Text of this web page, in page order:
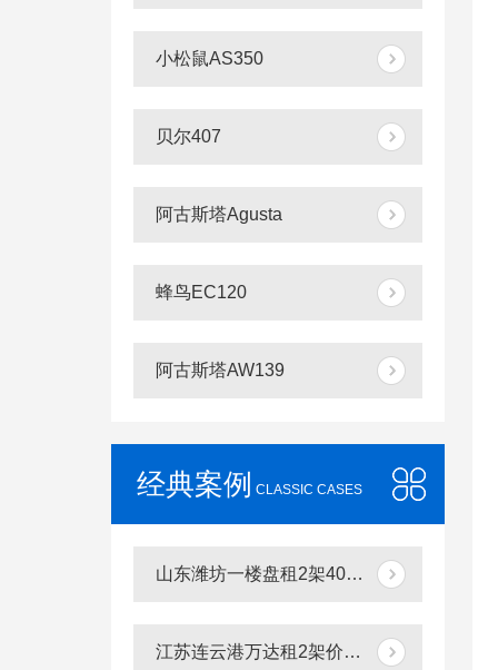
小松鼠AS350
贝尔407
阿古斯塔Agusta
蜂鸟EC120
阿古斯塔AW139
经典案例 CLASSIC CASES
山东潍坊一楼盘租2架400万直升机空中看房
江苏连云港万达租2架价值3000多万直升机看房